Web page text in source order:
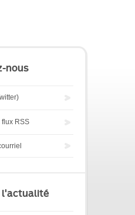
nous
flux RSS
l'actualité